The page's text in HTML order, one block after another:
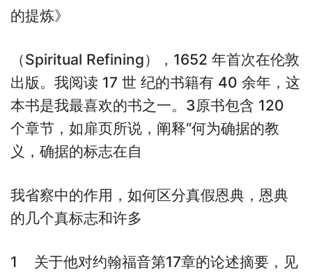
的提炼》
（Spiritual Refining），1652 年首次在伦敦
出版。我阅读 17 世 纪的书籍有 40 余年，这
本书是我最喜欢的书之一。3原书包含 120
个章节，如扉页所说，阐释“何为确据的教
义，确据的标志在自
我省察中的作用，如何区分真假恩典，恩典
的几个真标志和许多
1 关于他对约翰福音第17章的论述摘要，见